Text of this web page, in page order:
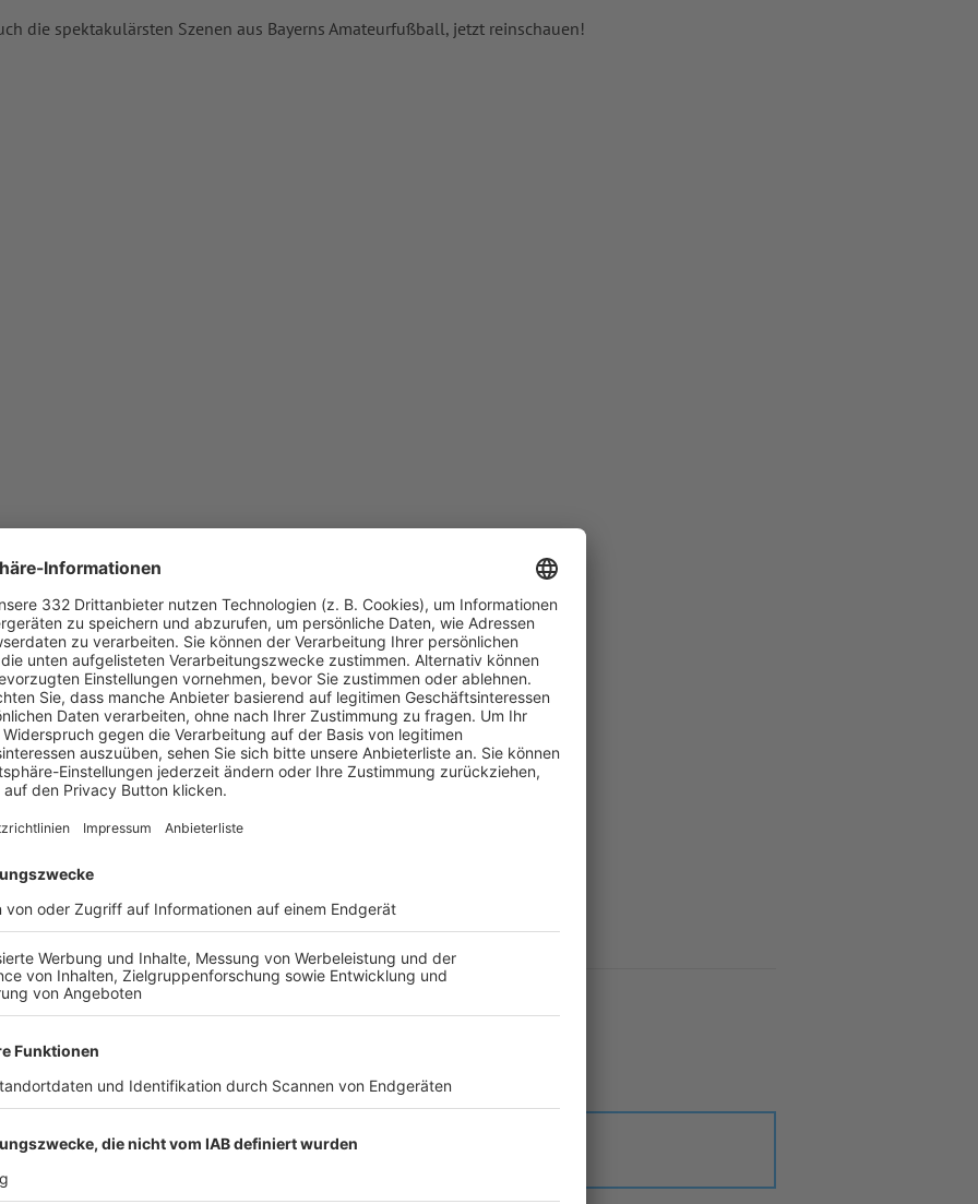
die spektakulärsten Szenen aus Bayerns Amateurfußball, jetzt reinschauen!
UNSERE NEUIGKEITEN FÜR DICH